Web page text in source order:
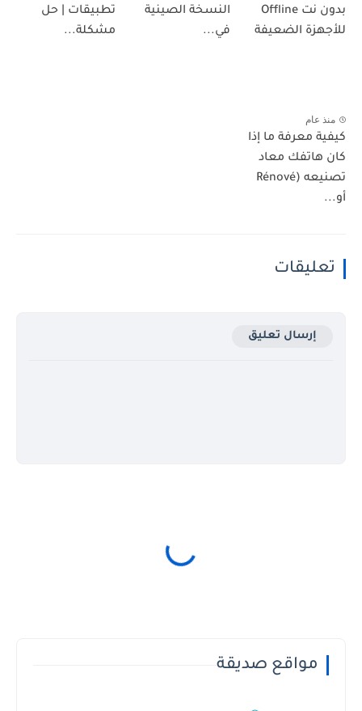
بدون نت Offline
للأجهزة الضعيفة
النسخة الصينية
في...
تطبيقات | حل
مشكلة...
منذ عام
كيفية معرفة ما إذا
كان هاتفك معاد
تصنيعه (Rénové
أو...
تعليقات
إرسال تعليق
مواقع صديقة